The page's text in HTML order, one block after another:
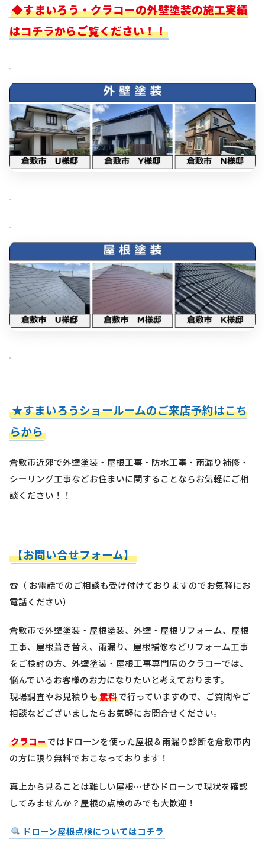
◆すまいろう・クラコーの外壁塗装の施工実績
はコチラからご覧ください！！
★すまいろうショールームのご来店予約はこち
らから
倉敷市近郊で外壁塗装・屋根工事・防水工事・雨漏り補修・
シーリング工事などお住まいに関することならお気軽にご相
談ください！！
【お問い合せフォーム】
☎（ お電話でのご相談も受け付けておりますのでお気軽にお
電話ください）
倉敷市で外壁塗装・屋根塗装、外壁・屋根リフォーム、屋根
工事、屋根葺き替え、雨漏り、屋根補修などリフォーム工事
をご検討の方、外壁塗装・屋根工事専門店のクラコーでは、
悩んでいるお客様のお力になりたいと考えております。
現場調査やお見積りも無料で行っていますので、ご質問やご
相談などございましたらお気軽にお問合せください。
クラコーではドローンを使った屋根＆雨漏り診断を倉敷市内
の方に限り無料でおこなっております！
真上から見ることは難しい屋根…ぜひドローンで現状を確認
してみませんか？屋根の点検のみでも大歓迎！
ドローン屋根点検についてはコチラ